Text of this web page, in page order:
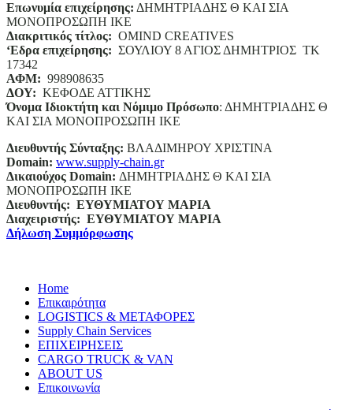
Επωνυμία επιχείρησης: ΔΗΜΗΤΡΙΑΔΗΣ Θ ΚΑΙ ΣΙΑ
ΜΟΝΟΠΡΟΣΩΠΗ ΙΚΕ
Διακριτικός τίτλος: ΟΜΙΝD CREATIVES
‘Eδρα επιχείρησης: ΣΟΥΛΙΟΥ 8 ΑΓΙΟΣ ΔΗΜΗΤΡΙΟΣ ΤΚ
17342
ΑΦΜ: 998908635
ΔΟΥ: ΚΕΦΟΔΕ ΑΤΤΙΚΗΣ
Όνομα Ιδιοκτήτη και Νόμιμο Πρόσωπο: ΔΗΜΗΤΡΙΑΔΗΣ Θ
ΚΑΙ ΣΙΑ ΜΟΝΟΠΡΟΣΩΠΗ ΙΚΕ
Διευθυντής Σύνταξης: ΒΛΑΔΙΜΗΡΟΥ ΧΡΙΣΤΙΝΑ
Domain: www.supply-chain.gr
Δικαιούχος Domain: ΔΗΜΗΤΡΙΑΔΗΣ Θ ΚΑΙ ΣΙΑ
ΜΟΝΟΠΡΟΣΩΠΗ ΙΚΕ
Διευθυντής: ΕΥΘΥΜΙΑΤΟΥ ΜΑΡΙΑ
Διαχειριστής: ΕΥΘΥΜΙΑΤΟΥ ΜΑΡΙΑ
Δήλωση Συμμόρφωσης
Home
Επικαιρότητα
LOGISTICS & ΜΕΤΑΦΟΡΕΣ
Supply Chain Services
ΕΠΙΧΕΙΡΗΣΕΙΣ
CARGO TRUCK & VAN
ABOUT US
Επικοινωνία